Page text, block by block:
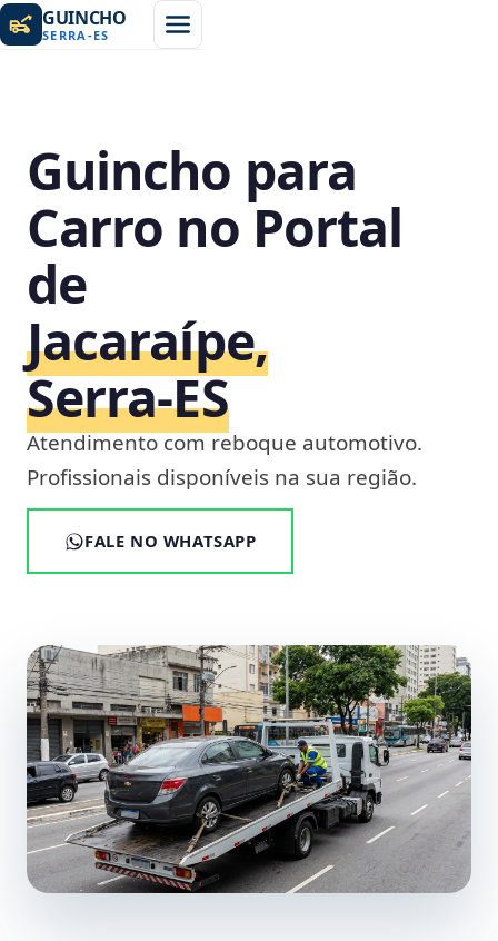
GUINCHO
SERRA -ES
Guincho para
Carro no Portal
de
Jacaraípe,
Serra‑ES
Atendimento com reboque automotivo.
Profissionais disponíveis na sua região.
FALE NO WHATSAPP